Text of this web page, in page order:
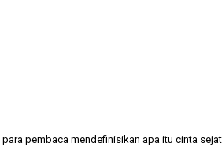
pembaca mendefinisikan apa itu cinta